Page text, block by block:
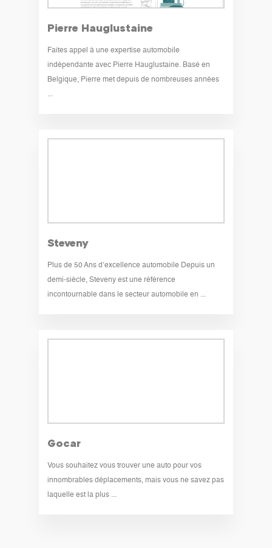
Pierre Hauglustaine
Faites appel à une expertise automobile
indépendante avec Pierre Hauglustaine. Basé en
Belgique, Pierre met depuis de nombreuses années
...
Steveny
Plus de 50 Ans d’excellence automobile Depuis un
demi-siècle, Steveny est une référence
incontournable dans le secteur automobile en ...
Gocar
Vous souhaitez vous trouver une auto pour vos
innombrables déplacements, mais vous ne savez pas
laquelle est la plus ...